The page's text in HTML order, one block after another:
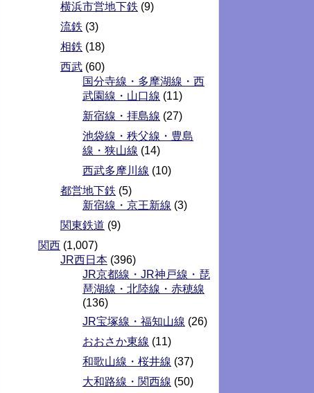
横浜市営地下鉄 (9)
流鉄 (3)
相鉄 (18)
西武 (60)
国分寺線・多摩湖線・西
武園線・山口線 (11)
新宿線・拝島線 (27)
池袋線・秩父線・豊島
線・狭山線 (14)
西武多摩川線 (10)
都営地下鉄 (5)
新宿線・京王新線 (3)
関東鉄道 (9)
関西 (1,007)
JR西日本 (396)
JR京都線・JR神戸線・琵
琶湖線・北陸線・赤穂線
(136)
JR宝塚線・福知山線 (26)
おおさか東線 (11)
和歌山線・桜井線 (37)
大和路線・関西線 (50)